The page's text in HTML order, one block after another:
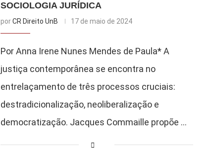
SOCIOLOGIA JURÍDICA
porCR Direito UnB 17 de maio de 2024
Por Anna Irene Nunes Mendes de Paula* A
justiça contemporânea se encontra no
entrelaçamento de três processos cruciais:
destradicionalização, neoliberalização e
democratização. Jacques Commaille propõe …